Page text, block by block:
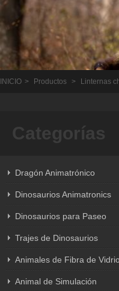
INICIO > Productos > Linternas
Categorías
Dragón Animatrónico
Dinosaurios Animatronics
Dinosaurios para Paseo
Trajes de Dinosaurios
Animales de Fibra de
Animal de Simulación